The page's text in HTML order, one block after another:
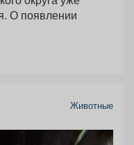
Животные